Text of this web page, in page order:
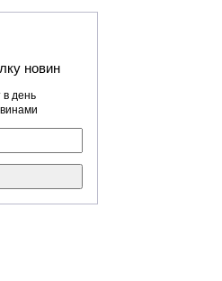
новин
в день